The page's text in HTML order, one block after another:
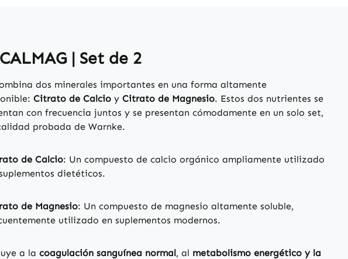
| Set de 2
dos minerales importantes en una forma altamente
Citrato de Calcio y Citrato de Magnesio. Estos dos nutrientes se
con frecuencia juntos y se presentan cómodamente en un solo set,
probada de Warnke.
de Calcio: Un compuesto de calcio orgánico ampliamente utilizado
dietéticos.
de Magnesio: Un compuesto de magnesio altamente soluble,
utilizado en suplementos modernos.
a la coagulación sanguínea normal, al metabolismo energético y la